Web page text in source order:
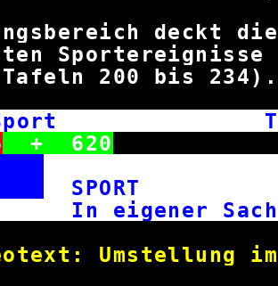
deckt
200 bis 234
Sport
+ 620
SPORT
In eigener